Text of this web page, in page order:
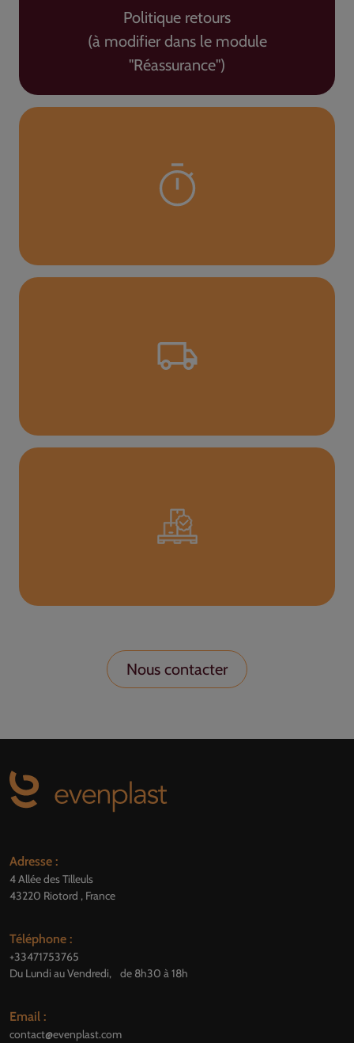
Politique retours
(à modifier dans le module
"Réassurance")
Nous contacter
Adresse :
4 Allée des Tilleuls
43220 Riotord , France
Téléphone :
+33471753765
Du Lundi au Vendredi, de 8h30 à 18h
Email :
contact@evenplast.com